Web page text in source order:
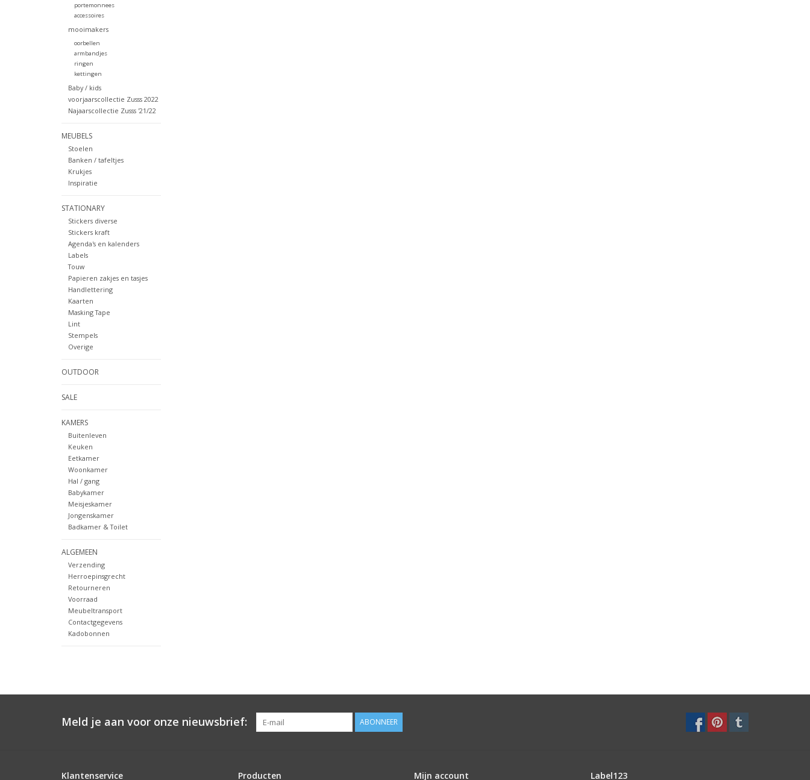
portemonnees
accessoires
mooimakers
oorbellen
armbandjes
ringen
kettingen
Baby / kids
voorjaarscollectie Zusss 2022
Najaarscollectie Zusss '21/22
MEUBELS
Stoelen
Banken / tafeltjes
Krukjes
Inspiratie
STATIONARY
Stickers diverse
Stickers kraft
Agenda's en kalenders
Labels
Touw
Papieren zakjes en tasjes
Handlettering
Kaarten
Masking Tape
Lint
Stempels
Overige
OUTDOOR
SALE
KAMERS
Buitenleven
Keuken
Eetkamer
Woonkamer
Hal / gang
Babykamer
Meisjeskamer
Jongenskamer
Badkamer & Toilet
ALGEMEEN
Verzending
Herroepinsgrecht
Retourneren
Voorraad
Meubeltransport
Contactgegevens
Kadobonnen
Meld je aan voor onze nieuwsbrief: ABONNEER
Klantenservice Producten Mijn account Label123